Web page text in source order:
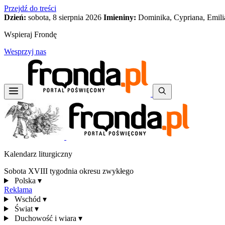
Przejdź do treści
Dzień: sobota, 8 sierpnia 2026 Imieniny: Dominika, Cypriana,
Wspieraj Frondę
Wesprzyj nas
Kalendarz liturgiczny
Sobota XVIII tygodnia okresu zwykłego
Polska ▾
Reklama
Wschód ▾
Świat ▾
Duchowość i wiara ▾